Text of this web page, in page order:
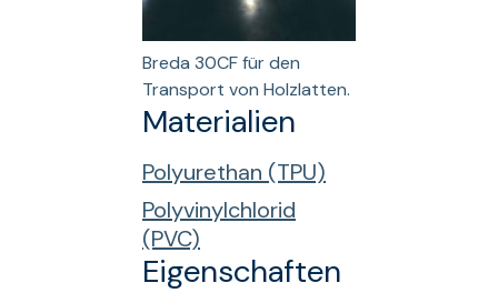
Breda 30CF für den
Transport von Holzlatten.
Materialien
Polyurethan (TPU)
Polyvinylchlorid
(PVC)
Eigenschaften